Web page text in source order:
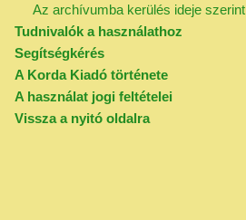
Az archívumba kerülés ideje szerint
Tudnivalók a használathoz
Segítségkérés
A Korda Kiadó története
A használat jogi feltételei
Vissza a nyitó oldalra